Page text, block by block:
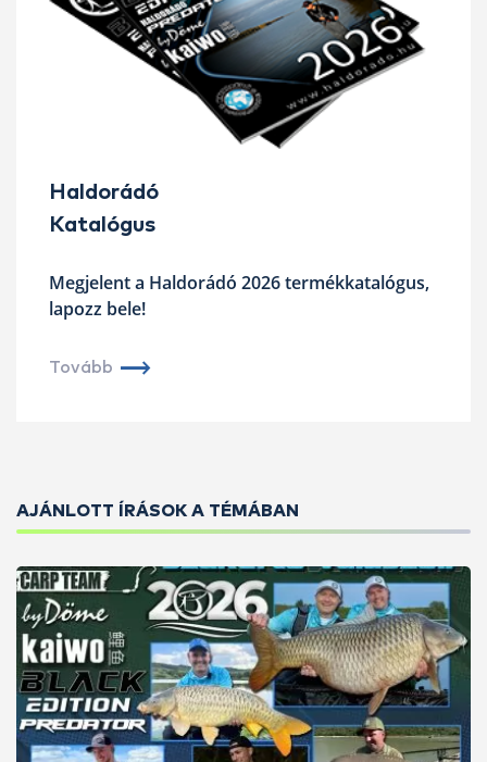
Haldorádó
Katalógus
Megjelent a Haldorádó 2026 termékkatalógus,
lapozz bele!
Tovább
AJÁNLOTT ÍRÁSOK A TÉMÁBAN